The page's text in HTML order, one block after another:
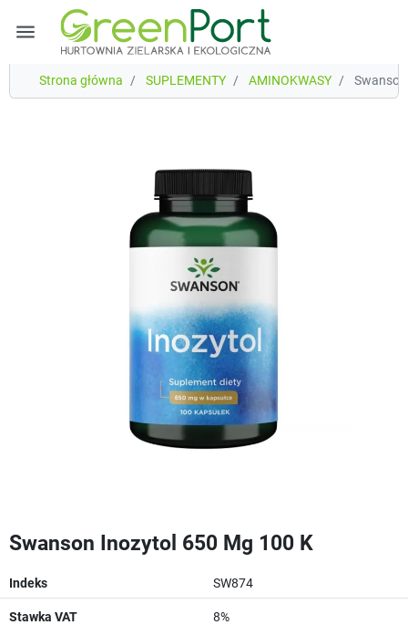
menu
Strona główna SUPLEMENTY AMINOKWASY
Swanson Inozytol 650 Mg 100 K
Indeks SW874
Stawka VAT 8%